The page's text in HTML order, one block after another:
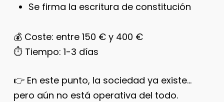
Se firma la escritura de constitución
💰 Coste: entre 150 € y 400 €
⏱️ Tiempo: 1-3 días
👉 En este punto, la sociedad ya existe…
pero aún no está operativa del todo.